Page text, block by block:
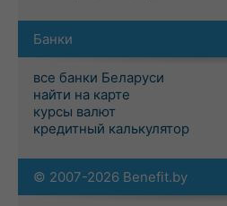
Банки
все банки Беларуси
найти на карте
курсы валют
кредитный калькулятор
© 2007-2026 Benefit.by